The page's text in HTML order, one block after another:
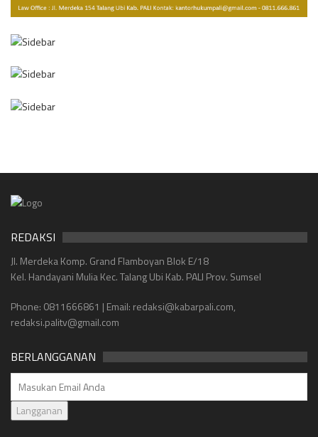
REDAKSI
Jl. Merdeka Komp. Grand Flamboyan Blok E/18
Kel. Handayani Mulia Kec. Talang Ubi Kab. PALI Prov. Sumsel
Phone: 0811666861 | Email: redaksi@kabarpali.com,
redaksi.palitv@gmail.com
BERLANGGANAN
Langganan